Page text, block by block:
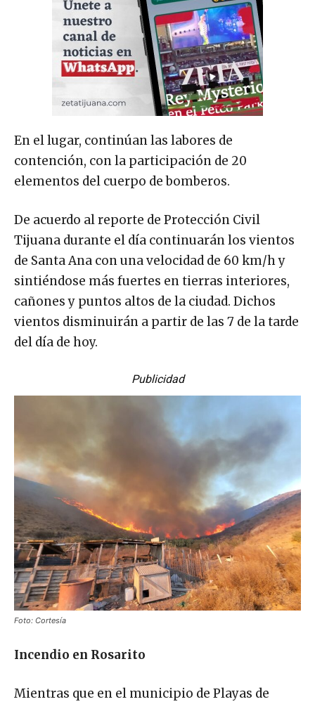
En el lugar, continúan las labores de
contención, con la participación de 20
elementos del cuerpo de bomberos.
De acuerdo al reporte de Protección Civil
Tijuana durante el día continuarán los vientos
de Santa Ana con una velocidad de 60 km/h y
sintiéndose más fuertes en tierras interiores,
cañones y puntos altos de la ciudad. Dichos
vientos disminuirán a partir de las 7 de la tarde
del día de hoy.
Publicidad
Foto: Cortesía
Incendio en Rosarito
Mientras que en el municipio de Playas de